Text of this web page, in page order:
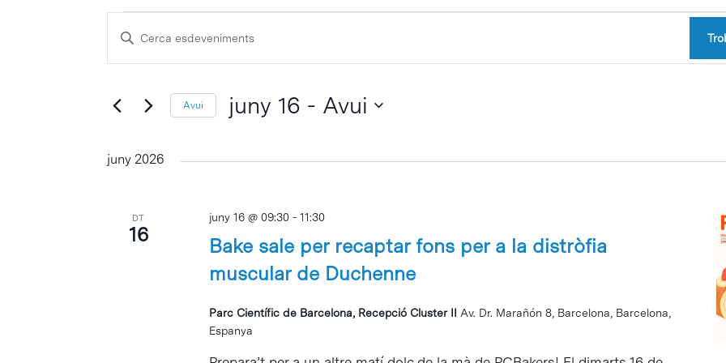
Intro per buscar o ESC per tancar
Esdeveniments
Navegació
visual
cerca
Escriu
Avui juny 16 - Avui
juny 2026
DT
16
Bake sale per recaptar fons per a la distròfia
muscular de Duchenne
juny 16 @ 09:30- 11:30
Parc Científic de Barcelona, Recepció Cluster II Av. Dr. Marañón 8, Barcelona, Barcelona,
Espanya